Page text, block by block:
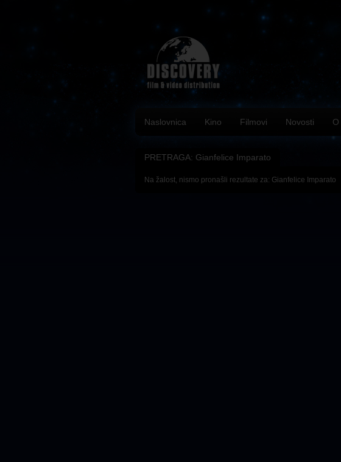
Naslovnica Kino Filmovi Novosti
PRETRAGA: Gianfelice Imparato
Na žalost, nismo pronašli rezultate za: Gianfelice Imparato